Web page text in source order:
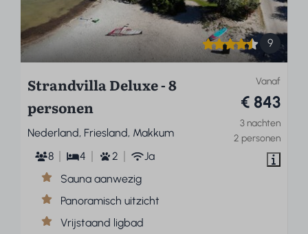
9
Vanaf
€ 843
3 nachten
2 personen
Strandvilla Deluxe - 8
personen
Nederland, Friesland, Makkum
8
4 2
Ja
Sauna aanwezig
Panoramisch uitzicht
Vrijstaand ligbad